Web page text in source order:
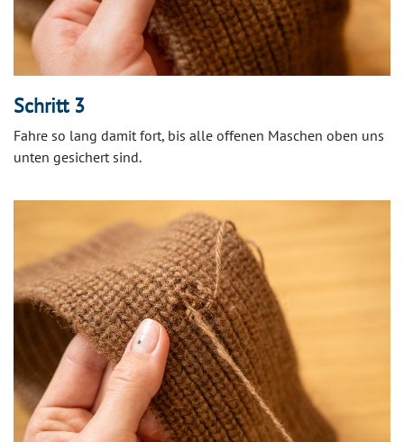
Schritt 3
Fahre so lang damit fort, bis alle offenen Maschen oben uns
unten gesichert sind.